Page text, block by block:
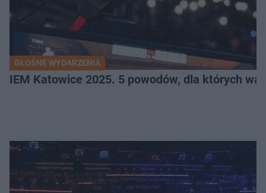
GŁOŚNE WYDARZENIA
IEM Katowice 2025. 5 powodów, dla których